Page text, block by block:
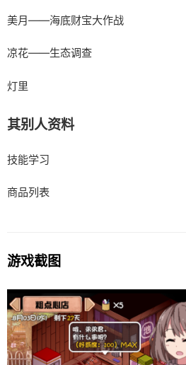
美月——海底财宝大作战
凉花——生态调查
灯里
其别人资料
技能学习
商品列表
游戏截图